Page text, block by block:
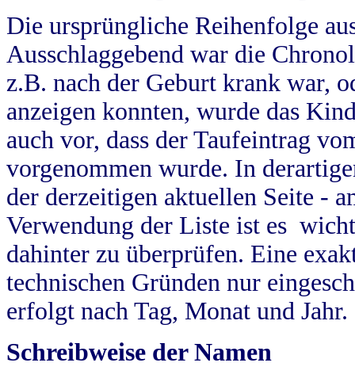
Die ursprüngliche Reihenfolge
Ausschlaggebend war die
z.B. nach der Geburt krank war,
anzeigen konnten, wurde das
auch vor, dass der Taufeintrag
vorgenommen wurde. In
der derzeitigen aktuellen Seite -
Verwendung der Liste ist es
dahinter zu überprüfen. Eine
technischen Gründen nur
erfolgt nach Tag, Monat und Jahr.
Schreibweise der Namen